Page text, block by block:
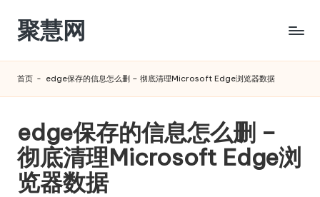
Skip
content
聚慧网
首页 - edge保存的信息怎么删 – 彻底清理Microsoft Edge浏览器数据
edge保存的信息怎么删 –
彻底清理Microsoft Edge浏
览器数据